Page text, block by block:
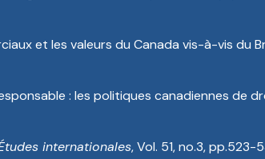
et les valeurs du Canada vis-à-vis du
: les politiques canadiennes de
internationales, Vol. 51, no.3, pp.523-